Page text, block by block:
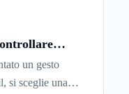
in
un gesto
si sceglie una